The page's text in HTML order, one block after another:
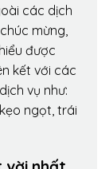
các dịch
mừng,
được
kết với các
vụ như:
ngọt, trái